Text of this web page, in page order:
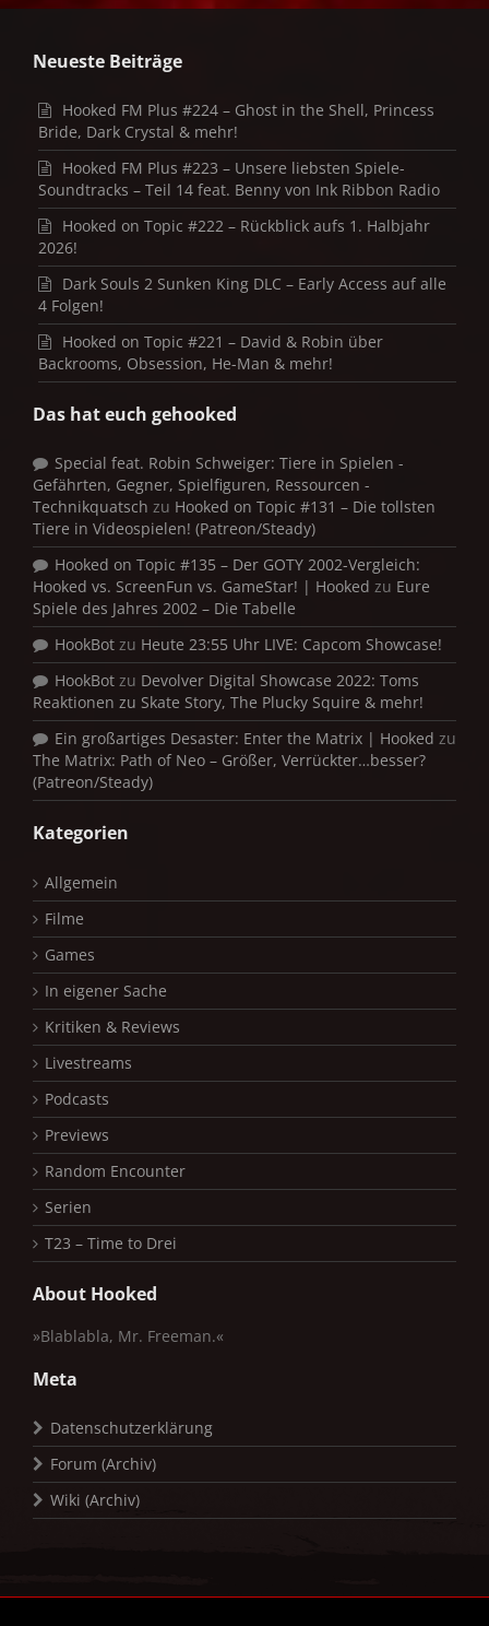
Neueste Beiträge
Hooked FM Plus #224 – Ghost in the Shell, Princess
Bride, Dark Crystal & mehr!
Hooked FM Plus #223 – Unsere liebsten Spiele-
Soundtracks – Teil 14 feat. Benny von Ink Ribbon Radio
Hooked on Topic #222 – Rückblick aufs 1. Halbjahr
2026!
Dark Souls 2 Sunken King DLC – Early Access auf alle
4 Folgen!
Hooked on Topic #221 – David & Robin über
Backrooms, Obsession, He-Man & mehr!
Das hat euch gehooked
Special feat. Robin Schweiger: Tiere in Spielen -
Gefährten, Gegner, Spielfiguren, Ressourcen -
Technikquatsch zu Hooked on Topic #131 – Die tollsten
Tiere in Videospielen! (Patreon/Steady)
Hooked on Topic #135 – Der GOTY 2002-Vergleich:
Hooked vs. ScreenFun vs. GameStar! | Hooked zu Eure
Spiele des Jahres 2002 – Die Tabelle
HookBot zu Heute 23:55 Uhr LIVE: Capcom Showcase!
HookBot zu Devolver Digital Showcase 2022: Toms
Reaktionen zu Skate Story, The Plucky Squire & mehr!
Ein großartiges Desaster: Enter the Matrix | Hooked zu
The Matrix: Path of Neo – Größer, Verrückter…besser?
(Patreon/Steady)
Kategorien
Allgemein
Filme
Games
In eigener Sache
Kritiken & Reviews
Livestreams
Podcasts
Previews
Random Encounter
Serien
T23 – Time to Drei
About Hooked
»Blablabla, Mr. Freeman.«
Meta
Datenschutzerklärung
Forum (Archiv)
Wiki (Archiv)